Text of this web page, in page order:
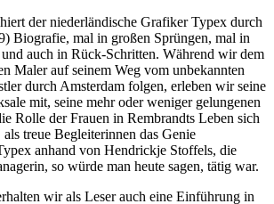
der niederländische Grafiker Typex durch
Biografie, mal in großen Sprüngen, mal in
auch in Rück-Schritten. Während wir dem
Maler auf seinem Weg vom unbekannten
durch Amsterdam folgen, erleben wir seine
mit, seine mehr oder weniger gelungenen
Rolle der Frauen in Rembrandts Leben sich
treue Begleiterinnen das Genie
anhand von Hendrickje Stoffels, die
so würde man heute sagen, tätig war.
wir als Leser auch eine Einführung in